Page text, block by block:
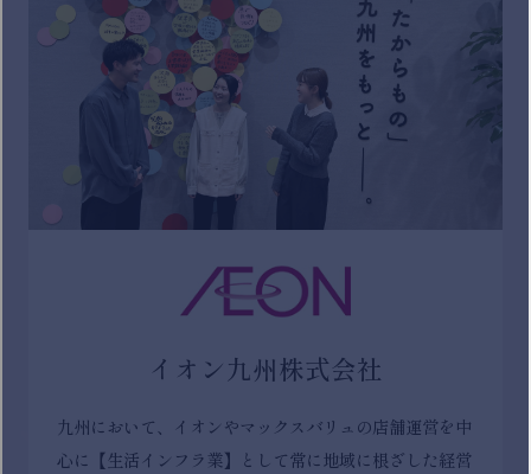
イオン九州株式会社
九州において、イオンやマックスバリュの店舗運営を中
心に【生活インフラ業】として常に地域に根ざした経営